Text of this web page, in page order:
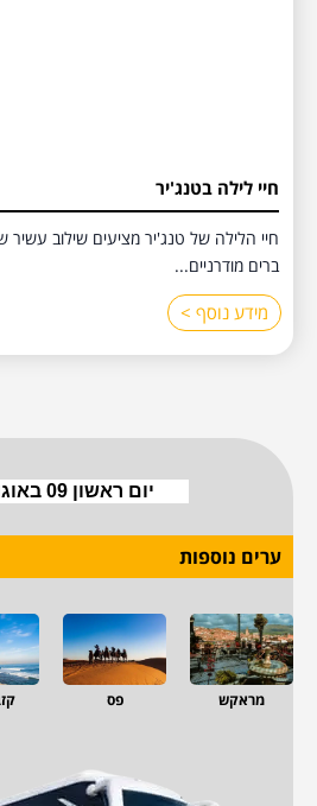
חיי לילה בטנג'יר
חיי הלילה של טנג'יר מציעים שילוב עשיר
ברים מודרניים...
מידע נוסף >
ערים נוספות
מראקש פס